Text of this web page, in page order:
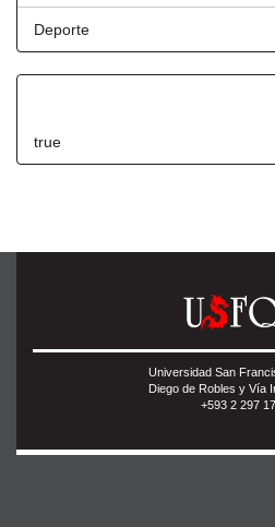
Deporte
true
Universidad San
Diego de Robles y Vía
+593 2 297